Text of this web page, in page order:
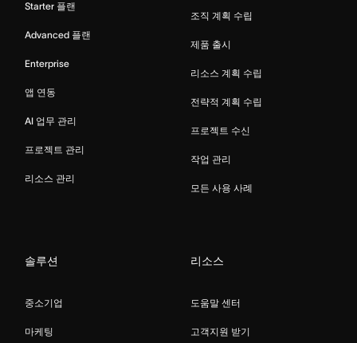
Starter 플랜
Advanced 플랜
Enterprise
앱 연동
AI 업무 관리
프로젝트 관리
리소스 관리
조직 계획 수립
제품 출시
리소스 계획 수립
전략적 계획 수립
프로젝트 수신
작업 관리
모든 사용 사례
솔루션
중소기업
마케팅
리소스
도움말 센터
고객지원 받기